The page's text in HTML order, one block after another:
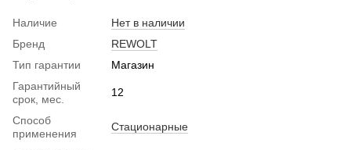
Наличие
Нет в наличии
Бренд
REWOLT
Тип гарантии
Магазин
Гарантийный
срок, мес.
12
Способ
применения
Стационарные